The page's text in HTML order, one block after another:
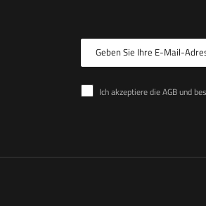
Geben Sie Ihre E-Mail-
Ich akzeptiere die AGB und